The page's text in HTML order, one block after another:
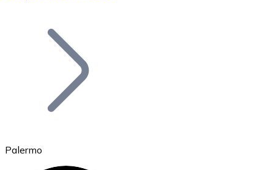
Bitcoin
Palermo